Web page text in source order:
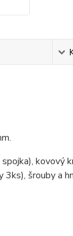
kovový
šrouby a